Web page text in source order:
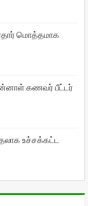
மொத்தமாக
கணவர் பீட்டர்
உச்சக்கட்ட